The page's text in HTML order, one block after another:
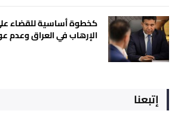
كخطوة أساسية للقضاء
الإرهاب في العراق وعدم
إتبعنا